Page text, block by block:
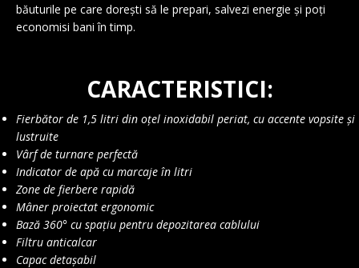
băuturile pe care dorești să le prepari, salvezi energie și poți
economisi bani în timp.
CARACTERISTICI:
Fierbător de 1,5 litri din oțel inoxidabil periat, cu accente vopsite și
lustruite
Vârf de turnare perfectă
Indicator de apă cu marcaje în litri
Zone de fierbere rapidă
Mâner proiectat ergonomic
Bază 360° cu spațiu pentru depozitarea cablului
Filtru anticalcar
Capac detașabil